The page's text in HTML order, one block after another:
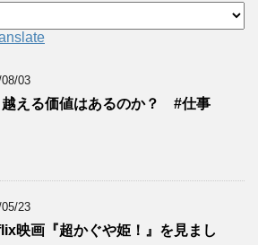
03
越える価値はあるのか？ #仕事
23
映画『超かぐや姫！』を見まし